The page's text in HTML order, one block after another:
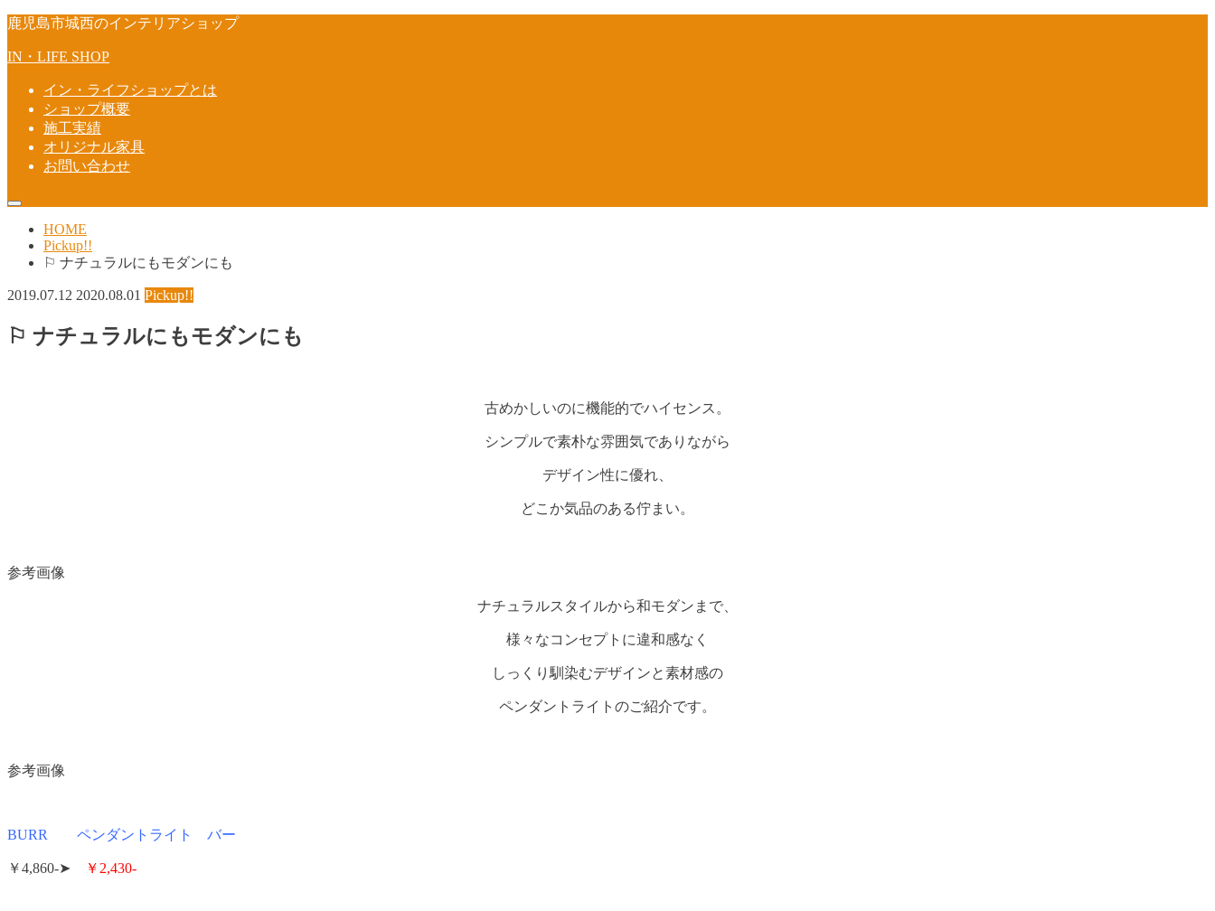
鹿児島市城西のインテリアショップ
IN・LIFE SHOP
イン・ライフショップとは
ショップ概要
施工実績
オリジナル家具
お問い合わせ
HOME
Pickup!!
⚐ ナチュラルにもモダンにも
2019.07.12 2020.08.01 Pickup!!
⚐ ナチュラルにもモダンにも
古めかしいのに機能的でハイセンス。
シンプルで素朴な雰囲気でありながら
デザイン性に優れ、
どこか気品のある佇まい。
参考画像
ナチュラルスタイルから和モダンまで、
様々なコンセプトに違和感なく
しっくり馴染むデザインと素材感の
ペンダントライトのご紹介です。
参考画像
BURR ペンダントライト バー
￥4,860-➤ ￥2,430-